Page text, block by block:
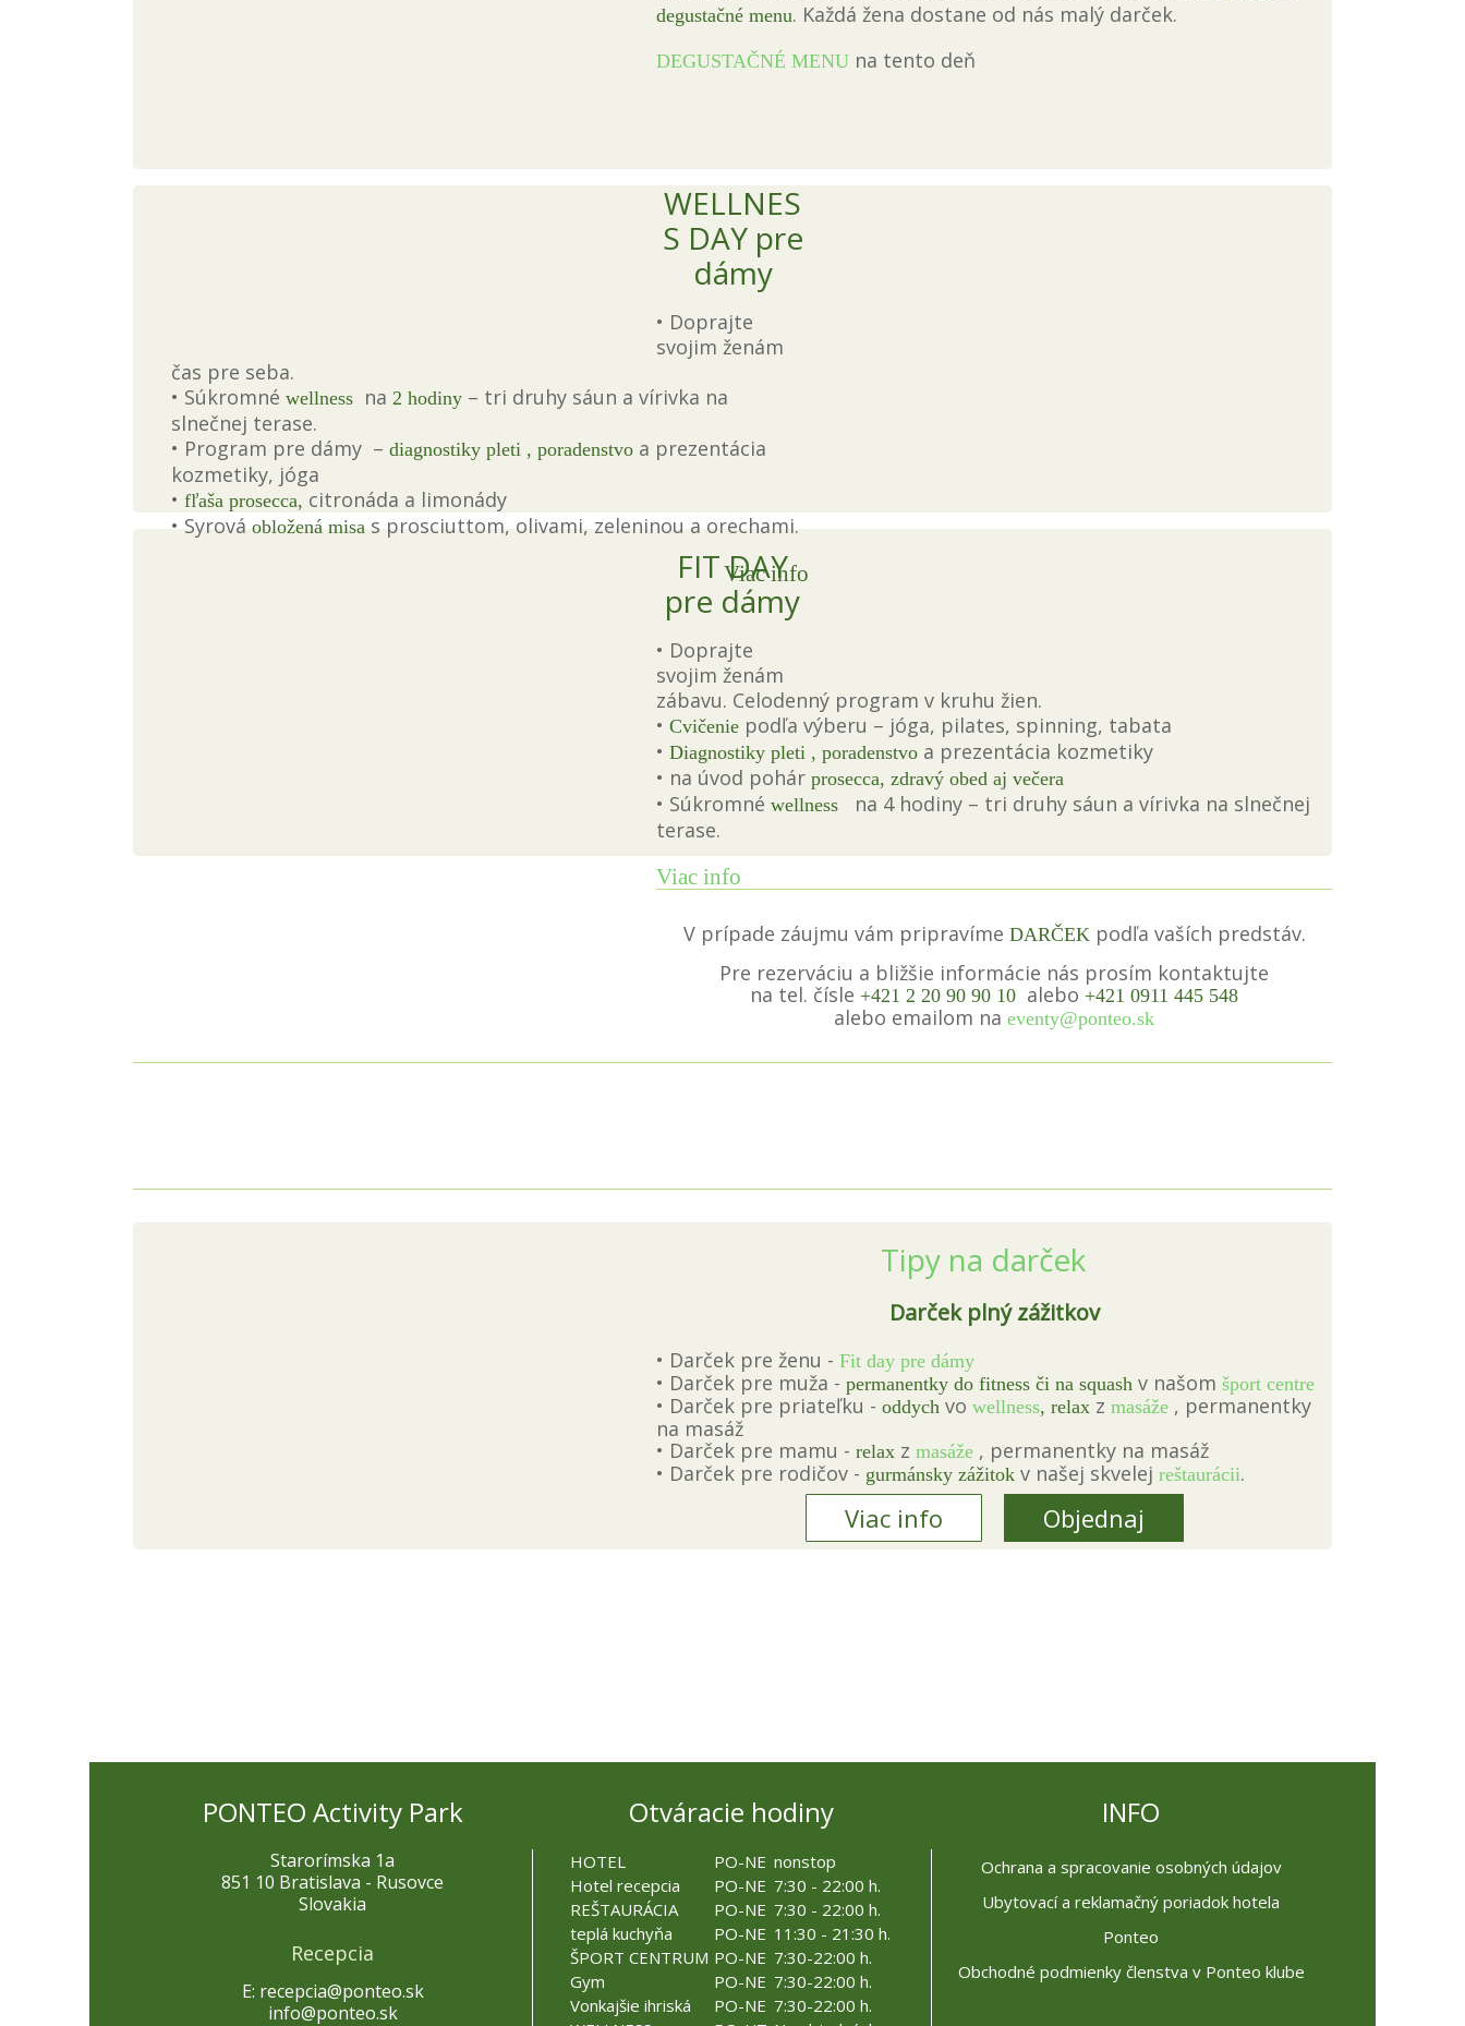
degustačné menu. Každá žena dostane od nás malý darček.
DEGUSTAČNÉ MENU na tento deň
WELLNES
S DAY pre
dámy
• Doprajte
svojim ženám
čas pre seba.
• Súkromné wellness na 2 hodiny – tri druhy sáun a vírivka na
slnečnej terase.
• Program pre dámy – diagnostiky pleti , poradenstvo a prezentácia
kozmetiky, jóga
• fľaša prosecca, citronáda a limonády
• Syrová obložená misa s prosciuttom, olivami, zeleninou a orechami.
Viac info
FIT DAY
pre dámy
• Doprajte
svojim ženám
zábavu. Celodenný program v kruhu žien.
• Cvičenie podľa výberu – jóga, pilates, spinning, tabata
• Diagnostiky pleti , poradenstvo a prezentácia kozmetiky
• na úvod pohár prosecca, zdravý obed aj večera
• Súkromné wellness na 4 hodiny – tri druhy sáun a vírivka na slnečnej
terase.
Viac info
V prípade záujmu vám pripravíme DARČEKpodľa vaších predstáv.
Pre rezerváciu a bližšie informácie nás prosím kontaktujte
na tel. čísle +421 2 20 90 90 10 alebo +421 0911 445 548
alebo emailom na eventy@ponteo.sk
Tipy na darček
Darček plný zážitkov
• Darček pre ženu - Fit day pre dámy
• Darček pre muža - permanentky do fitness či na squash v našom šport centre
• Darček pre priateľku - oddych vo wellness, relax z masáže , permanentky
na masáž
• Darček pre mamu - relax z masáže , permanentky na masáž
• Darček pre rodičov - gurmánsky zážitok v našej skvelej reštaurácii.
Viac info Objednaj
PONTEO Activity Park
Starorímska 1a
851 10 Bratislava - Rusovce
Slovakia
Recepcia
E: recepcia@ponteo.sk
info@ponteo.sk
Otváracie hodiny
HOTEL PO-NE nonstop
Hotel recepcia
PO-NE 7:30 - 22:00 h.
REŠTAURÁCIA
PO-NE 7:30 - 22:00 h.
teplá kuchyňa
PO-NE 11:30 - 21:30 h.
ŠPORT CENTRUM PO-NE 7:30-22:00 h.
Gym
PO-NE 7:30-22:00 h.
Vonkajšie ihriská
PO-NE 7:30-22:00 h.
INFO
Ochrana a spracovanie osobných údajov
Ubytovací a reklamačný poriadok hotela
Ponteo
Obchodné podmienky členstva v Ponteo klube